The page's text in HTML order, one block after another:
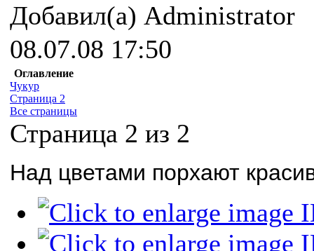
Добавил(а) Administrator
08.07.08 17:50
Оглавление
Чукур
Страница 2
Все страницы
Страница 2 из 2
Над цветами порхают